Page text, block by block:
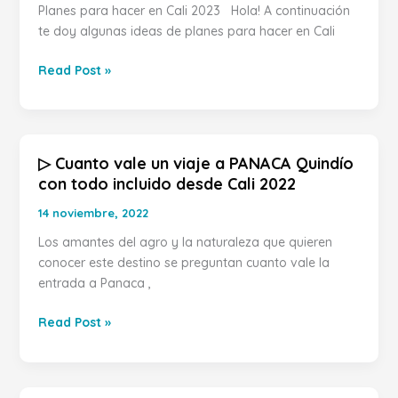
Planes para hacer en Cali 2023 Hola! A continuación
te doy algunas ideas de planes para hacer en Cali
en
Cali
Read Post »
▷ Cuanto vale un viaje a PANACA Quindío
con todo incluido desde Cali 2022
14 noviembre, 2022
Los amantes del agro y la naturaleza que quieren
conocer este destino se preguntan cuanto vale la
entrada a Panaca ,
▷
Cuanto
viaje
a
PANACA
con
Read Post »